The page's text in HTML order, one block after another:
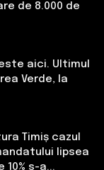
de 8.000 de
aici. Ultimul
Verde, la
Timiș cazul
lipsea
s-a...